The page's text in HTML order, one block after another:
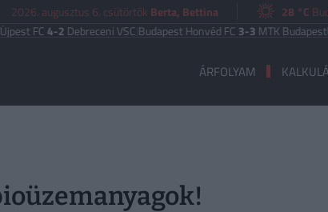
2026. augusztus 6. csütörtök Berta, Bettina 28 °C
4-2Debreceni VSC|Budapest Honvéd FC3-3MTK Budapest UEFA
ÁRFOLYAM